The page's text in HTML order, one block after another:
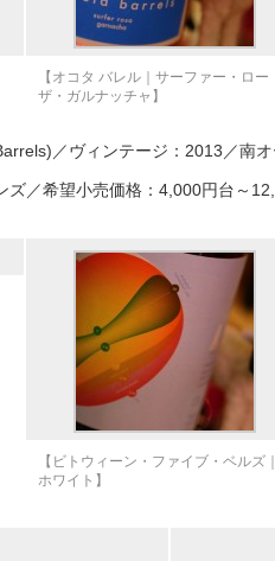
【オコタ バレル｜サーファー・ロー
ザ・ガルナッチャ】
／ヴィンテージ：2013／南
ズ／希望小売価格：4,000円台～
【ビトウィーン・ファイブ・ベルズ
ホワイト】